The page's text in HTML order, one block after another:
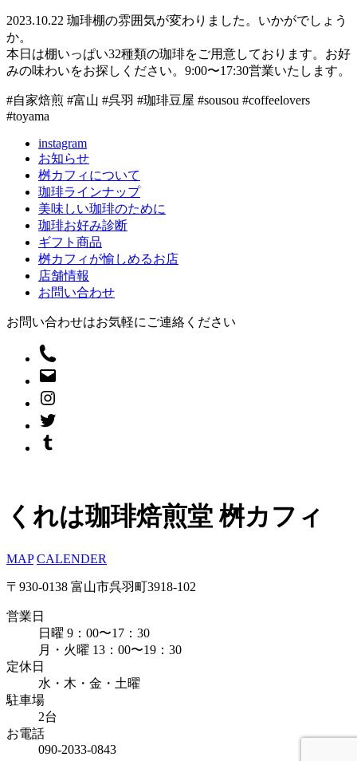
2023.10.22 珈琲棚の雰囲気が変わりました。いかがでしょう
か。
本日は棚いっぱい32種類の珈琲をご用意しております。お好
みの味わいをお探しください。9:00〜17:30営業いたします。
#自家焙煎 #富山 #呉羽 #珈琲豆屋 #sousou #coffeelovers
#toyama
instagram
お知らせ
桝カフィについて
珈琲ラインナップ
美味しい珈琲のために
珈琲お好み診断
ギフト商品
桝カフィが愉しめるお店
店舗情報
お問い合わせ
お問い合わせはお気軽にご連絡ください
くれは珈琲焙煎堂 桝カフィ
MAP CALENDER
〒930-0138 富山市呉羽町3918-102
営業日
日曜 9：00〜17：30
月・火曜 13：00〜19：30
定休日
水・木・金・土曜
駐車場
2台
お電話
090-2033-0843